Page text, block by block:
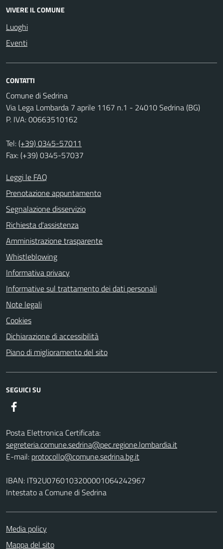
VIVERE IL COMUNE
Luoghi
Eventi
CONTATTI
Comune di Sedrina
Via Lega Lombarda 7 aprile 1167 n.1 - 24010 Sedrina (BG)
P. IVA: 00663510162
Tel:(+39) 0345-57011
Fax: (+39) 0345-57037
Leggi le FAQ
Prenotazione appuntamento
Segnalazione disservizio
Richiesta d'assistenza
Amministrazione trasparente
Whistleblowing
Informativa privacy
Informative sul trattamento dei dati personali
Note legali
Cookies
Dichiarazione di accessibilità
Piano di miglioramento del sito
SEGUICI SU
Posta Elettronica Certificata:
segreteria.comune.sedrina@pec.regione.lombardia.it
E-mail: protocollo@comune.sedrina.bg.it
IBAN: IT92U0760103200001064242967
Intestato a Comune di Sedrina
Media policy
Mappa del sito